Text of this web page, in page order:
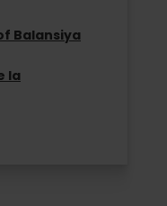
Balansiya
la